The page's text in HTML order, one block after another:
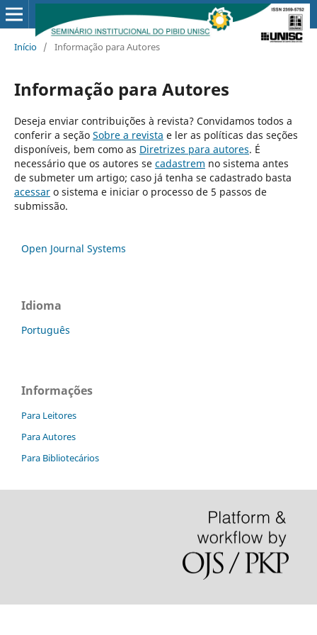
Início / Informação para Autores
Informação para Autores
Deseja enviar contribuições à revista? Convidamos todos a
conferir a seção Sobre a revista e ler as políticas das seções
disponíveis, bem como as Diretrizes para autores. É
necessário que os autores se cadastrem no sistema antes
de submeter um artigo; caso já tenha se cadastrado basta
acessaro sistema e iniciar o processo de 5 passos de
submissão.
Open Journal Systems
Idioma
Português
Informações
Para Leitores
Para Autores
Para Bibliotecários